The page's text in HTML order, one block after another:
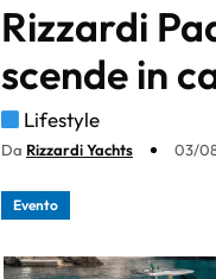
Rizzardi
scende in
Lifestyle
Da Rizzardi Yachts 03/
Evento